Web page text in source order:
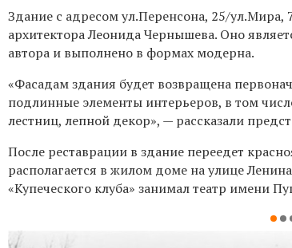
Здание с адресомул.Перенсона, 25/ул.Мира,
архитектора Леонида Чернышева. Оно
автора и выполнено в формах модерна.
«Фасадам здания будет возвращена
подлинные элементы интерьеров, в том
лестниц, лепной декор», — рассказали
После реставрации в здание переедет
располагается в жилом доме на улице
«Купеческого клуба» занимал театр имени